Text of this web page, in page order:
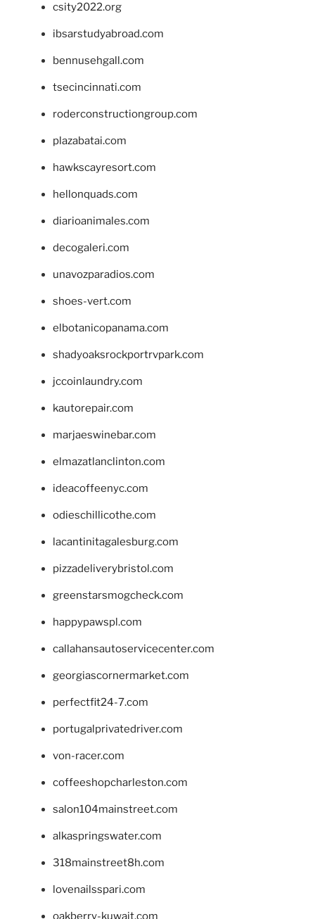
csity2022.org
ibsarstudyabroad.com
bennusehgall.com
tsecincinnati.com
roderconstructiongroup.com
plazabatai.com
hawkscayresort.com
hellonquads.com
diarioanimales.com
decogaleri.com
unavozparadios.com
shoes-vert.com
elbotanicopanama.com
shadyoaksrockportrvpark.com
jccoinlaundry.com
kautorepair.com
marjaeswinebar.com
elmazatlanclinton.com
ideacoffeenyc.com
odieschillicothe.com
lacantinitagalesburg.com
pizzadeliverybristol.com
greenstarsmogcheck.com
happypawspl.com
callahansautoservicecenter.com
georgiascornermarket.com
perfectfit24-7.com
portugalprivatedriver.com
von-racer.com
coffeeshopcharleston.com
salon104mainstreet.com
alkaspringswater.com
318mainstreet8h.com
lovenailsspari.com
oakberry-kuwait.com